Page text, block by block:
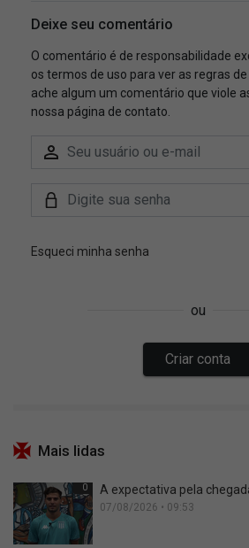
Mais lidas
0 A expectativa pela
07/08/2026 • 09:53